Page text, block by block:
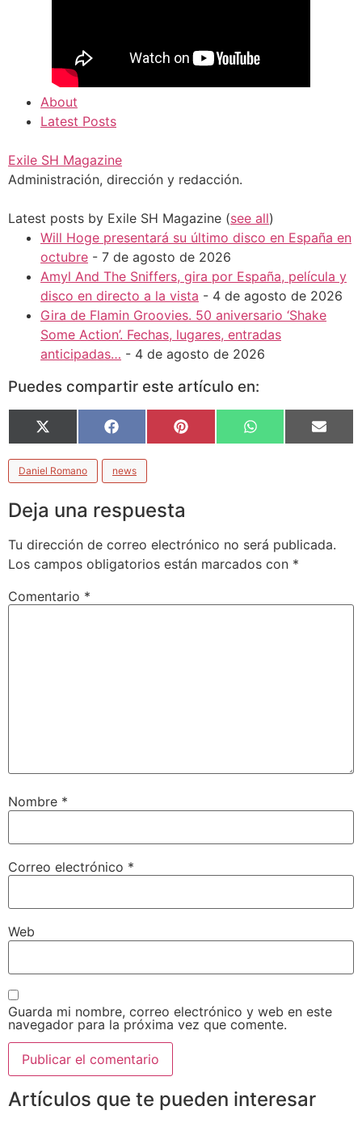
About
Latest Posts
Exile SH Magazine
Administración, dirección y redacción.
Latest posts by Exile SH Magazine (see all)
Will Hoge presentará su último disco en España en
octubre - 7 de agosto de 2026
Amyl And The Sniffers, gira por España, película y
disco en directo a la vista - 4 de agosto de 2026
Gira de Flamin Groovies. 50 aniversario ‘Shake
Some Action’. Fechas, lugares, entradas
anticipadas… - 4 de agosto de 2026
Puedes compartir este artículo en:
X
(Twitter)
Facebook Pinterest WhatsApp Email
Daniel Romano news
Deja una respuesta
Tu dirección de correo electrónico no será publicada.
Los campos obligatorios están marcados con *
Comentario *
Nombre *
Correo electrónico *
Web
Guarda mi nombre, correo electrónico y web en este
navegador para la próxima vez que comente.
Artículos que te pueden interesar